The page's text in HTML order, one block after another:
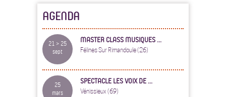
AGENDA
21 > 25
sept
MASTER CLASS MUSIQUES ...
Félines Sur Rimandoule (26)
25
mars
SPECTACLE LES VOIX DE ...
Vénissieux (69)